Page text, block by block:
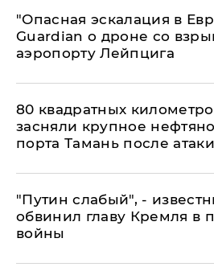
"Опасная эскалация в
Guardian о дроне со
аэропорту Лейпцига
80 квадратных
засняли крупное
порта Тамань после
​"Путин слабый", -
обвинил главу Кремля в
войны